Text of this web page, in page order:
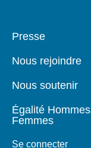
Pied
page
Presse
Nous rejoindre
Nous soutenir
Égalité Hommes
Femmes
Se connecter